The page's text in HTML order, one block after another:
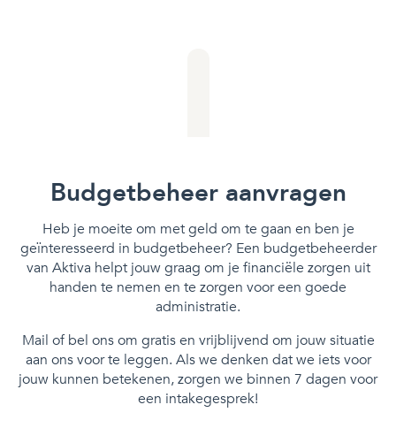
Budgetbeheer aanvragen
Heb je moeite om met geld om te gaan en ben je
geïnteresseerd in budgetbeheer? Een budgetbeheerder
van Aktiva helpt jouw graag om je financiële zorgen uit
handen te nemen en te zorgen voor een goede
administratie.
Mail of bel ons om gratis en vrijblijvend om jouw situatie
aan ons voor te leggen. Als we denken dat we iets voor
jouw kunnen betekenen, zorgen we binnen 7 dagen voor
een intakegesprek!